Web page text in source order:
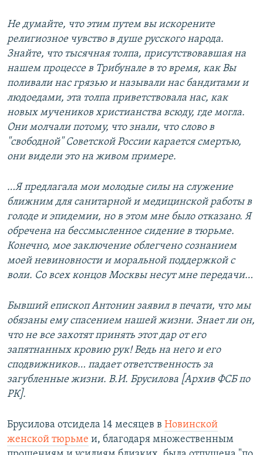
Не думайте, что этим путем вы искорените
религиозное чувство в душе русского народа.
Знайте, что тысячная толпа, присутствовавшая на
нашем процессе в Трибунале в то время, как Вы
поливали нас грязью и называли нас бандитами и
людоедами, эта толпа приветствовала нас, как
новых мучеников христианства всюду, где могла.
Они молчали потому, что знали, что слово в
"свободной" Советской России карается смертью,
они видели это на живом примере.
…Я предлагала мои молодые силы на служение
ближним для санитарной и медицинской работы в
голоде и эпидемии, но в этом мне было отказано. Я
обречена на бессмысленное сидение в тюрьме.
Конечно, мое заключение облегчено сознанием
моей невиновности и моральной поддержкой с
воли. Со всех концов Москвы несут мне передачи…
Бывший епископ Антонин заявил в печати, что мы
обязаны ему спасением нашей жизни. Знает ли он,
что не все захотят принять этот дар от его
запятнанных кровию рук! Ведь на него и его
сподвижников… падает ответственность за
загубленные жизни. В.И. Брусилова [Архив ФСБ по
РК].
Брусилова отсидела 14 месяцев в Новинской
женской тюрьме и, благодаря множественным